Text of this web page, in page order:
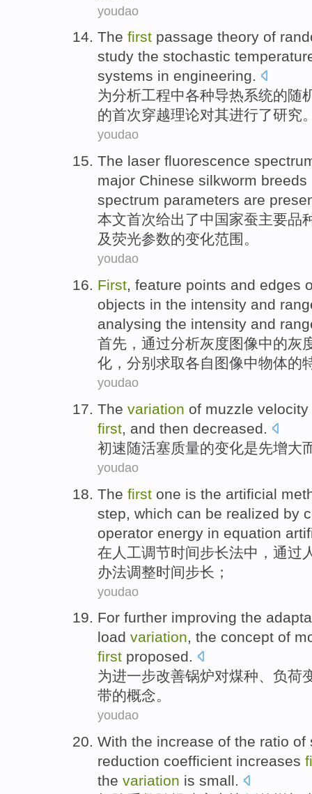
youdao
The first passage theory of
study the stochastic
systems in engineering.
为分析工程中各种导热系统的随
的首次穿越理论对其进行了研究
youdao
The laser fluorescence
major Chinese silkworm breeds
spectrum parameters are
本文首次给出了中国家蚕主要品
及荧光参数的变化范围 。
youdao
First, feature points and edges
objects in the intensity and
analysing the intensity and
首先 ， 通过分析灰度图像中的灰
化，分别求取各自图像中物体的
youdao
The variation of muzzle velocity
first, and then decreased.
初速随活塞质量的变化是先增大
youdao
The first one is the artificial
step , which can be realized by
operator energy in equation
在 人工调节时间步长法中， 通过
办法调整时间步长；
youdao
For further improving the
load variation, the concept of
first proposed.
为进一步改善锅炉对煤种、 负荷
带的概念。
youdao
With the increase of the ratio of
reduction coefficient increases
the variation is small.